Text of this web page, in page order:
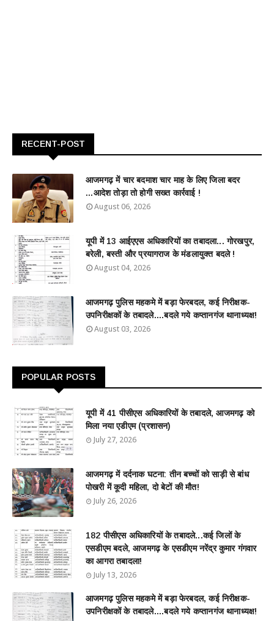
RECENT-POST
आजमगढ़ में चार बदमाश चार माह के लिए जिला बदर
...आदेश तोड़ा तो होगी सख्त कार्रवाई !
August 06, 2026
यूपी में 13 आईएएस अधिकारियों का तबादला... गोरखपुर,
बरेली, बस्ती और प्रयागराज के मंडलायुक्त बदले !
August 04, 2026
आजमगढ़ पुलिस महकमे में बड़ा फेरबदल, कई निरीक्षक-
उपनिरीक्षकों के तबादले....बदले गये कप्तानगंज थानाध्यक्ष!
August 03, 2026
POPULAR POSTS
यूपी में 41 पीसीएस अधिकारियों के तबादले, आजमगढ़ को
मिला नया एडीएम (प्रशासन)
July 27, 2026
आजमगढ़ में दर्दनाक घटना: तीन बच्चों को साड़ी से बांध
पोखरी में कूदी महिला, दो बेटों की मौत!
July 26, 2026
182 पीसीएस अधिकारियों के तबादले...कई जिलों के
एसडीएम बदले, आजमगढ़ के एसडीएम नरेंद्र कुमार गंगवार
का आगरा तबादला!
July 13, 2026
आजमगढ़ पुलिस महकमे में बड़ा फेरबदल, कई निरीक्षक-
उपनिरीक्षकों के तबादले....बदले गये कप्तानगंज थानाध्यक्ष!